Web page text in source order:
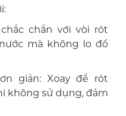
chắn với vòi rót
mà không lo đổ
giản: Xoay để rót
không sử dụng, đảm